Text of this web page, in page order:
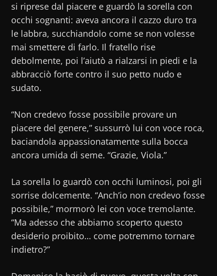
si riprese dal piacere e guardò la sorella con
occhi sognanti: aveva ancora il cazzo duro tra
le labbra, succhiandolo come se non volesse
mai smettere di farlo. Il fratello rise
debolmente, poi l’aiutò a rialzarsi in piedi e la
abbracciò forte contro il suo petto nudo e
sudato.
“Non credevo fosse possibile provare un
piacere del genere,” sussurrò lui con voce roca,
baciandola appassionatamente sulla bocca
ancora umida di seme. “Grazie, Viola.”
La sorella lo guardò con occhi luminosi, poi gli
sorrise dolcemente. “Anch’io non credevo fosse
possibile,” mormorò lei con voce tremolante.
“Ma adesso che abbiamo scoperto questo
desiderio proibito… come potremmo tornare
indietro?”